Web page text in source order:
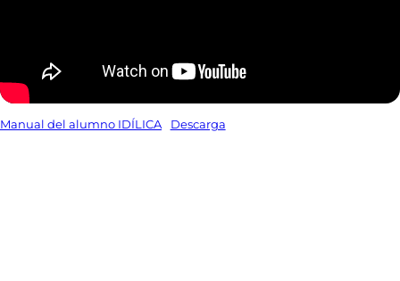
Manual del alumno IDÍLICA Descarga